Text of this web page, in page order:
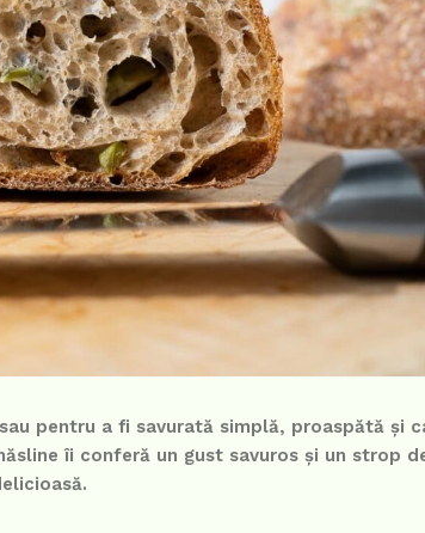
pentru a fi savurată simplă, proaspătă și
îi conferă un gust savuros și un strop